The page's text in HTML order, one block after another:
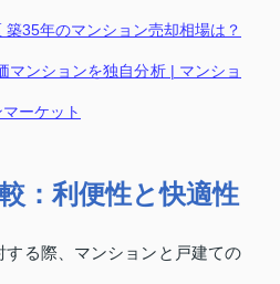
35年のマンション売却相場は？
マンションを独自分析 | マンショ
ーケット
：利便性と快適性
る際、マンションと戸建ての